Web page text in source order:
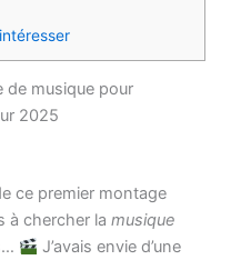
de musique pour
2025
ce premier montage
à chercher lamusique
J’avais envie d’une